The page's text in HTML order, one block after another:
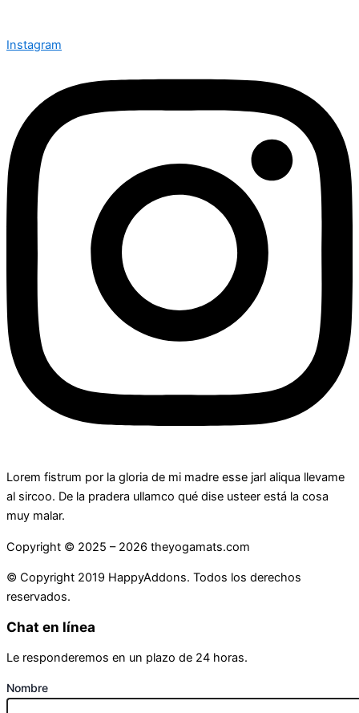
Instagram
Lorem fistrum por la gloria de mi madre esse jarl aliqua llevame
al sircoo. De la pradera ullamco qué dise usteer está la cosa
muy malar.
Copyright © 2025 – 2026 theyogamats.com
© Copyright 2019 HappyAddons. Todos los derechos
reservados.
Chat en línea
Le responderemos en un plazo de 24 horas.
Nombre